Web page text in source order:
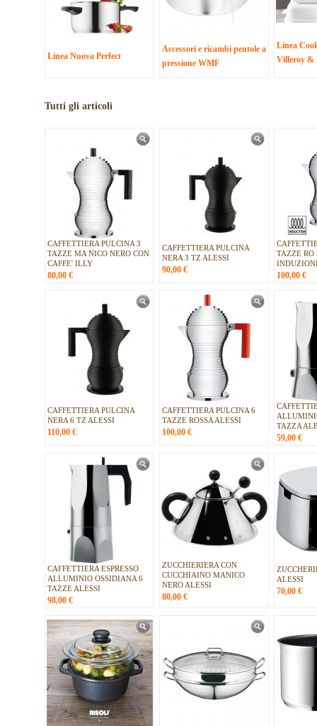
Linea Nuova Perfect
Accessori e ricambi pentole a
pressione WMF
Linea
Villeroy &
Tutti gli articoli
CAFFETTIERA PULCINA 3
TAZZE MA NICO NERO CON
CAFFE' ILLY
80,00 €
CAFFETTIERA PULCINA
NERA 3 TZ ALESSI
90,00 €
TAZZE RO
100,00 €
CAFFETTIERA PULCINA
NERA 6 TZ ALESSI
110,00 €
CAFFETTIERA PULCINA 6
TAZZE ROSSA ALESSI
100,00 €
TAZZA
59,00 €
CAFFETTIERA ESPRESSO
ALLUMINIO OSSIDIANA 6
TAZZE ALESSI
98,00 €
ZUCCHIERIERA CON
CUCCHIAINO MANICO
NERO ALESSI
80,00 €
ALESSI
70,00 €